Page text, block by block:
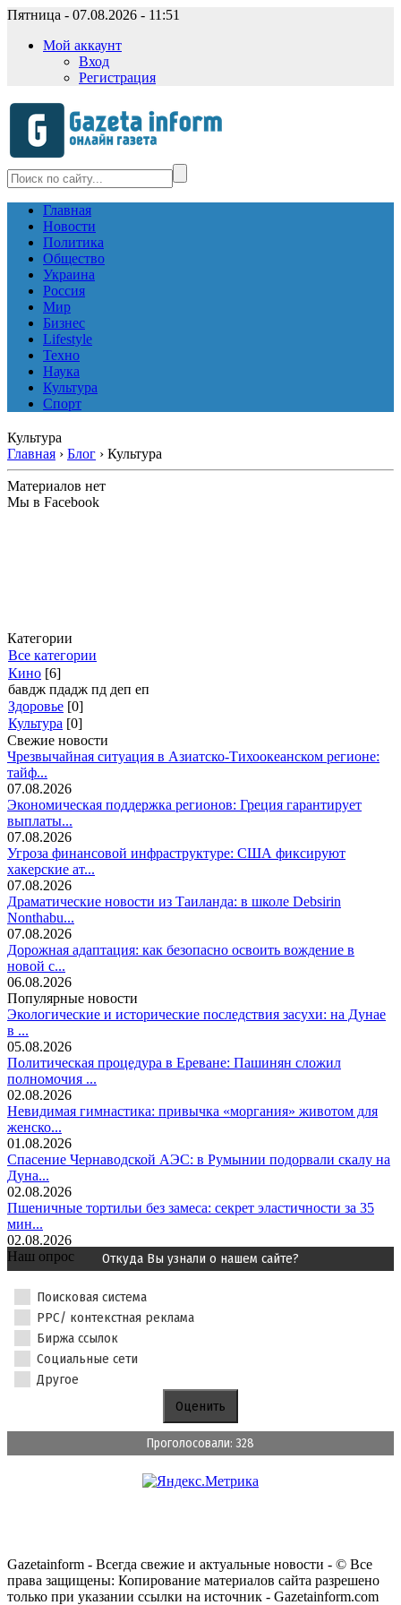
Пятница - 07.08.2026 - 11:51
Мой аккаунт
Вход
Регистрация
Главная
Новости
Политика
Общество
Украина
Россия
Мир
Бизнес
Lifestyle
Техно
Наука
Культура
Спорт
Культура
Главная › Блог › Культура
Материалов нет
Мы в Facebook
Категории
Все категории
Кино [6]
бавдж пдадж пд деп еп
Здоровье [0]
Культура [0]
Свежие новости
Чрезвычайная ситуация в Азиатско-Тихоокеанском регионе:
тайф...
07.08.2026
Экономическая поддержка регионов: Греция гарантирует
выплаты...
07.08.2026
Угроза финансовой инфраструктуре: США фиксируют
хакерские ат...
07.08.2026
Драматические новости из Таиланда: в школе Debsirin
Nonthabu...
07.08.2026
Дорожная адаптация: как безопасно освоить вождение в
новой с...
06.08.2026
Популярные новости
Экологические и исторические последствия засухи: на Дунае
в ...
05.08.2026
Политическая процедура в Ереване: Пашинян сложил
полномочия ...
02.08.2026
Невидимая гимнастика: привычка «моргания» животом для
женско...
01.08.2026
Спасение Чернаводской АЭС: в Румынии подорвали скалу на
Дуна...
02.08.2026
Пшеничные тортильи без замеса: секрет эластичности за 35
мин...
02.08.2026
Наш опрос
Откуда Вы узнали о нашем сайте?
Поисковая система
PPC/ контекстная реклама
Биржа ссылок
Социальные сети
Другое
Проголосовали: 328
Gazetainform - Всегда свежие и актуальные новости - © Все
права защищены: Копирование материалов сайта разрешено
только при указании ссылки на источник - Gazetainform.com